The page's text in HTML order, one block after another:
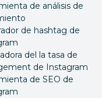
de análisis de
de hashtag de
del la tasa de
de Instagram
de SEO de